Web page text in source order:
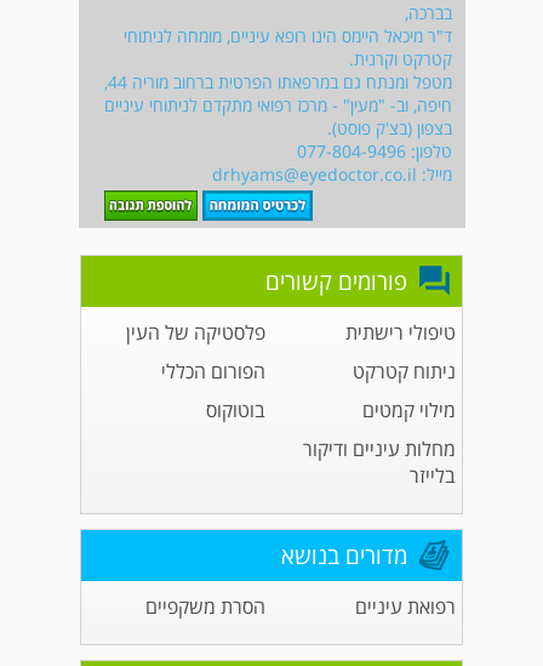
בברכה,
ד"ר מיכאל היימס הינו רופא עיניים, מומחה לניתוחי
קטרקט וקרנית.
מטפל ומנתח גם במרפאתו הפרטית ברחוב מוריה 44,
חיפה, וב- "מעין" - מרכז רפואי מתקדם לניתוחי עיניים
בצפון (בצ'ק פוסט).
טלפון: 077-804-9496
מייל: drhyams@eyedoctor.co.il
פורומים קשורים
טיפולי רישתית
פלסטיקה של העין
ניתוח קטרקט
הפורום הכללי
מילוי קמטים
בוטוקוס
מחלות עיניים ודיקור
בלייזר
מדורים בנושא
רפואת עיניים הסרת משקפיים